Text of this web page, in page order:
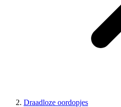
Draadloze oordopjes